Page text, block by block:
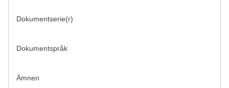
Dokumentserie(r)
Dokumentspråk
Ämnen